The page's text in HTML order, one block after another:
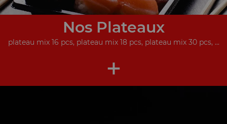
Nos Plateaux
plateau mix 16 pcs, plateau mix 18 pcs, plateau mix 30 pcs, ...
+